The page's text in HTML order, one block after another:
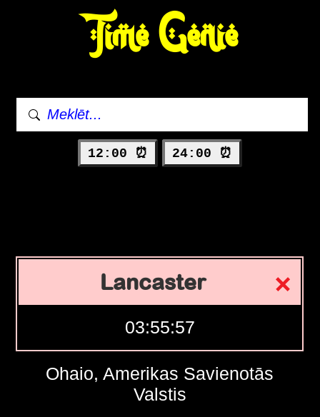
Time Genie
12:00 ⏰ 24:00 ⏰
Lancaster
03:55:58
Ohaio, Amerikas Savienotās
Valstis